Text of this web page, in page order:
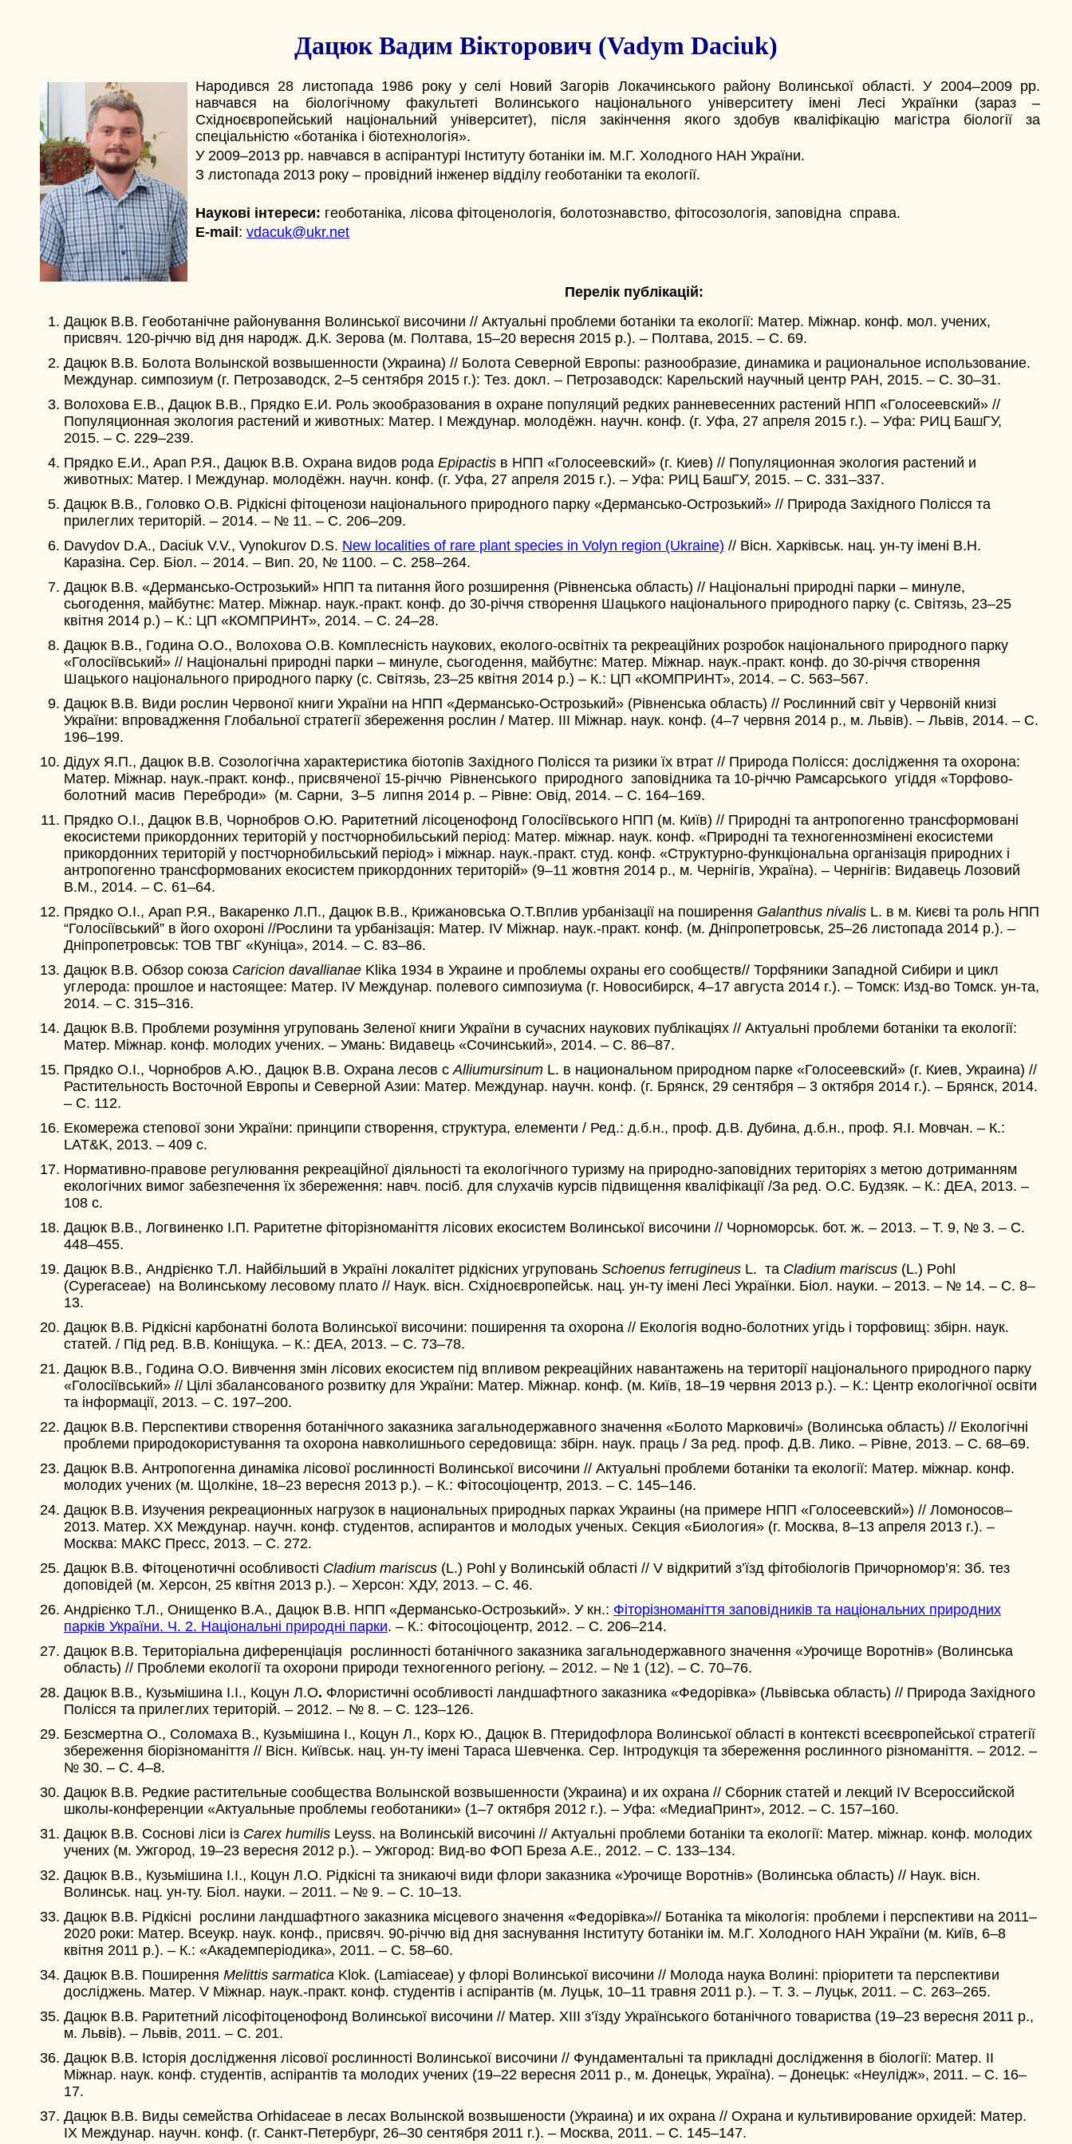
Дацюк Вадим Вікторович (Vadym Daciuk)
Народився 28 листопада 1986 року у селі Новий Загорів Локачинського району Волинської області. У 2004–2009 рр.
навчався на біологічному факультеті Волинського національного університету імені Лесі Українки (зараз –
Східноєвропейський національний університет), після закінчення якого здобув кваліфікацію магістра біології за
спеціальністю «ботаніка і біотехнологія».
У 2009–2013 рр. навчався в аспірантурі Інституту ботаніки ім. М.Г. Холодного НАН України.
З листопада 2013 року – провідний інженер відділу геоботаніки та екології.
Наукові інтереси: геоботаніка, лісова фітоценологія, болотознавство, фітосозологія, заповідна справа.
E-mail: vdacuk@ukr.net
Перелік публікацій:
Дацюк В.В. Геоботанічне районування Волинської височини // Актуальні проблеми ботаніки та екології: Матер. Міжнар. конф. мол. учених,
присвяч. 120-річчю від дня народж. Д.К. Зерова (м. Полтава, 15–20 вересня 2015 р.). – Полтава, 2015. – С. 69.
Дацюк В.В. Болота Волынской возвышенности (Украина) // Болота Северной Европы: разнообразие, динамика и рациональное использование.
Междунар. симпозиум (г. Петрозаводск, 2–5 сентября 2015 г.): Тез. докл. – Петрозаводск: Карельский научный центр РАН, 2015. – С. 30–31.
Волохова E.В., Дацюк В.В., Прядко Е.И. Роль экообразования в охране популяций редких ранневесенних растений НПП «Голосеевский» //
Популяционная экология растений и животных: Матер. I Междунар. молодёжн. научн. конф. (г. Уфа, 27 апреля 2015 г.). – Уфа: РИЦ БашГУ,
2015. – C. 229–239.
Прядко Е.И., Арап Р.Я., Дацюк В.В. Охрана видов рода Еpipactis в НПП «Голосеевский» (г. Киев) // Популяционная экология растений и
животных: Матер. I Междунар. молодёжн. научн. конф. (г. Уфа, 27 апреля 2015 г.). – Уфа: РИЦ БашГУ, 2015. – C. 331–337.
Дацюк В.В., Головко О.В. Рідкісні фітоценози національного природного парку «Дермансько-Острозький» // Природа Захiдного Полiсся та
прилеглих територiй. – 2014. – № 11. – С. 206–209.
Davydov D.A., Daciuk V.V., Vynokurov D.S. New localities of rare plant species in Volyn region (Ukraine) // Вісн. Харківськ. нац. ун-ту імені В.Н.
Каразіна. Сер. Біол. – 2014. – Вип. 20, № 1100. – С. 258–264.
Дацюк В.В. «Дермансько-Острозький» НПП та питання його розширення (Рівненська область) // Національні природні парки – минуле,
сьогодення, майбутнє: Матер. Міжнар. наук.-практ. конф. до 30-річчя створення Шацького національного природного парку (с. Світязь, 23–25
квітня 2014 р.) – К.: ЦП «КОМПРИНТ», 2014. – С. 24–28.
Дацюк В.В., Година О.О., Волохова О.В. Комплесність наукових, еколого-освітніх та рекреаційних розробок національного природного парку
«Голосіївський» // Національні природні парки – минуле, сьогодення, майбутнє: Матер. Міжнар. наук.-практ. конф. до 30-річчя створення
Шацького національного природного парку (с. Світязь, 23–25 квітня 2014 р.) – К.: ЦП «КОМПРИНТ», 2014. – С. 563–567.
Дацюк В.В. Види рослин Червоної книги України на НПП «Дермансько-Острозький» (Рівненська область) // Рослинний світ у Червоній книзі
України: впровадження Глобальної стратегії збереження рослин / Матер. III Міжнар. наук. конф. (4–7 червня 2014 р., м. Львів). – Львів, 2014. – С.
196–199.
Дідух Я.П., Дацюк В.В. Созологічна характеристика біотопів Західного Полісся та ризики їх втрат // Природа Полісся: дослідження та охорона:
Матер. Міжнар. наук.-практ. конф., присвяченої 15-річчю Рівненського природного заповідника та 10-річчю Рамсарського угіддя «Торфово-
болотний масив Переброди» (м. Сарни, 3–5 липня 2014 р. – Рівне: Овід, 2014. – С. 164–169.
Прядко О.І., Дацюк В.В, Чорнобров О.Ю. Раритетний лісоценофонд Голосіївського НПП (м. Київ) // Природні та антропогенно трансформовані
екосистеми прикордонних територій у постчорнобильський період: Матер. міжнар. наук. конф. «Природні та техногеннозмінені екосистеми
прикордонних територій у постчорнобильський період» і міжнар. наук.-практ. студ. конф. «Структурно-функціональна організація природних і
антропогенно трансформованих екосистем прикордонних територій» (9–11 жовтня 2014 р., м. Чернігів, Україна). – Чернігів: Видавець Лозовий
В.М., 2014. – С. 61–64.
Прядко О.І., Арап Р.Я., Вакаренко Л.П., Дацюк В.В., Крижановська О.Т.Вплив урбанізації на поширення Galanthus nivalis L. в м. Києві та роль НПП
“Голосіївський” в його охороні //Рослини та урбанізація: Матер. IV Міжнар. наук.-практ. конф. (м. Дніпропетровськ, 25–26 листопада 2014 р.). –
Дніпропетровськ: ТОВ ТВГ «Куніца», 2014. – С. 83–86.
Дацюк В.В. Обзор союза Caricion davallianae Klika 1934 в Украине и проблемы охраны его сообществ// Торфяники Западной Сибири и цикл
углерода: прошлое и настоящее: Матер. IV Междунар. полевого симпозиума (г. Новосибирск, 4–17 августа 2014 г.). – Томск: Изд-во Томск. ун-та,
2014. – С. 315–316.
Дацюк В.В. Проблеми розуміння угруповань Зеленої книги України в сучасних наукових публікаціях // Актуальні проблеми ботаніки та екології:
Матер. Міжнар. конф. молодих учених. – Умань: Видавець «Сочинський», 2014. – С. 86–87.
Прядко О.І., Чорнобров А.Ю., Дацюк В.В. Охрана лесов с Alliumursinum L. в национальном природном парке «Голосеевский» (г. Киев, Украина) //
Растительность Восточной Европы и Северной Азии: Матер. Междунар. научн. конф. (г. Брянск, 29 сентября – 3 октября 2014 г.). – Брянск, 2014.
– С. 112.
Екомережа степової зони України: принципи створення, структура, елементи / Ред.: д.б.н., проф. Д.В. Дубина, д.б.н., проф. Я.І. Мовчан. – К.:
LAT&K, 2013. – 409 с.
Нормативно-правове регулювання рекреаційної діяльності та екологічного туризму на природно-заповідних територіях з метою дотриманням
екологічних вимог забезпечення їх збереження: навч. посіб. для слухачів курсів підвищення кваліфікації /За ред. О.С. Будзяк. – К.: ДЕА, 2013. –
108 с.
Дацюк В.В., Логвиненко І.П. Раритетне фіторізноманіття лісових екосистем Волинської височини // Чорноморськ. бот. ж. – 2013. – Т. 9, № 3. – С.
448–455.
Дацюк В.В., Андрієнко Т.Л. Найбільший в Україні локалітет рідкісних угруповань Schoenus ferrugineus L. та Сladium mariscus (L.) Pohl
(Cyperaceae) на Волинському лесовому плато // Наук. вісн. Східноєвропейськ. нац. ун-ту імені Лесі Українки. Біол. науки. – 2013. – № 14. – С. 8–
13.
Дацюк В.В. Рідкісні карбонатні болота Волинської височини: поширення та охорона // Екологія водно-болотних угідь і торфовищ: збірн. наук.
статей. / Під ред. В.В. Коніщука. – К.: ДЕА, 2013. – С. 73–78.
Дацюк В.В., Година О.О. Вивчення змін лісових екосистем під впливом рекреаційних навантажень на території національного природного парку
«Голосіївський» // Цілі збалансованого розвитку для України: Матер. Міжнар. конф. (м. Київ, 18–19 червня 2013 р.). – К.: Центр екологічної освіти
та інформації, 2013. – С. 197–200.
Дацюк В.В. Перспективи створення ботанічного заказника загальнодержавного значення «Болото Марковичі» (Волинська область) // Екологічні
проблеми природокористування та охорона навколишнього середовища: збірн. наук. праць / За ред. проф. Д.В. Лико. – Рівне, 2013. – C. 68–69.
Дацюк В.В. Антропогенна динаміка лісової рослинності Волинської височини // Актуальні проблеми ботаніки та екології: Матер. міжнар. конф.
молодих учених (м. Щолкіне, 18–23 вересня 2013 р.). – К.: Фітосоціоцентр, 2013. – С. 145–146.
Дацюк В.В. Изучения рекреационных нагрузок в национальных природных парках Украины (на примере НПП «Голосеевский») // Ломоносов–
2013. Матер. ХХ Междунар. научн. конф. студентов, аспирантов и молодых ученых. Секция «Биология» (г. Москва, 8–13 апреля 2013 г.). –
Москва: МАКС Пресс, 2013. – С. 272.
Дацюк В.В. Фітоценотичні особливості Cladium mariscus (L.) Pohl у Волинській області // V відкритий з’їзд фітобіологів Причорномор’я: Зб. тез
доповідей (м. Херсон, 25 квітня 2013 р.). – Херсон: ХДУ, 2013. – С. 46.
Андрієнко Т.Л., Онищенко В.А., Дацюк В.В. НПП «Дермансько-Острозький». У кн.: Фіторізноманіття заповідників та національних природних
парків України. Ч. 2. Національні природні парки. – К.: Фітосоціоцентр, 2012. – С. 206–214.
Дацюк В.В. Територіальна диференціація рослинності ботанічного заказника загальнодержавного значення «Урочище Воротнів» (Волинська
область) // Проблеми екології та охорони природи техногенного регіону. – 2012. – № 1 (12). – С. 70–76.
Дацюк В.В., Кузьмiшина I.I., Коцун Л.О. Флористичнi особливостi ландшафтного заказника «Федорiвка» (Львiвська область) // Природа Захiдного
Полiсся та прилеглих територiй. – 2012. – № 8. – С. 123–126.
Безсмертна О., Соломаха В., Кузьмішина І., Коцун Л., Корх Ю., Дацюк В. Птеридофлора Волинської області в контексті всеєвропейської стратегії
збереження біорізноманіття // Вісн. Київськ. нац. ун-ту імені Тараса Шевченка. Сер. Інтродукція та збереження рослинного різноманіття. – 2012. –
№ 30. – С. 4–8.
Дацюк В.В. Редкие растительные сообщества Волынской возвышенности (Украина) и их охрана // Сборник статей и лекций IV Всероссийской
школы-конференции «Актуальные проблемы геоботаники» (1–7 октября 2012 г.). – Уфа: «МедиаПринт», 2012. – С. 157–160.
Дацюк В.В. Соснові ліси із Carex humilis Leyss. на Волинській височині // Актуальні проблеми ботаніки та екології: Матер. міжнар. конф. молодих
учених (м. Ужгород, 19–23 вересня 2012 р.). – Ужгород: Вид-во ФОП Бреза А.Е., 2012. – С. 133–134.
Дацюк В.В., Кузьмiшина I.I., Коцун Л.О. Рідкісні та зникаючі види флори заказника «Урочище Воротнів» (Волинська область) // Наук. вісн.
Волинськ. нац. ун-ту. Біол. науки. – 2011. – № 9. – С. 10–13.
Дацюк В.В. Рідкісні рослини ландшафтного заказника місцевого значення «Федорівка»// Ботаніка та мікологія: проблеми і перспективи на 2011–
2020 роки: Матер. Всеукр. наук. конф., присвяч. 90-річчю від дня заснування Інституту ботаніки ім. М.Г. Холодного НАН України (м. Київ, 6–8
квітня 2011 р.). – К.: «Академперіодика», 2011. – С. 58–60.
Дацюк В.В. Поширення Melittis sarmatica Klok. (Lamiaceae) у флорі Волинської височини // Молода наука Волині: пріоритети та перспективи
досліджень. Матер. V Міжнар. наук.-практ. конф. студентів і аспірантів (м. Луцьк, 10–11 травня 2011 р.). – Т. 3. – Луцьк, 2011. – С. 263–265.
Дацюк В.В. Раритетний лісофітоценофонд Волинської височини // Матер. ХІIІ з’їзду Українського ботанічного товариства (19–23 вересня 2011 р.,
м. Львів). – Львів, 2011. – С. 201.
Дацюк В.В. Історія дослідження лісової рослинності Волинської височини // Фундаментальні та прикладні дослідження в біології: Матер. II
Міжнар. наук. конф. студентів, аспірантів та молодих учених (19–22 вересня 2011 р., м. Донецьк, Україна). – Донецьк: «Неулідж», 2011. – С. 16–
17.
Дацюк В.В. Виды семейства Orhidaceae в лесах Волынской возвышености (Украина) и их охрана // Охрана и культивирование орхидей: Матер.
ІХ Междунар. научн. конф. (г. Санкт-Петербург, 26–30 сентября 2011 г.). – Москва, 2011. – С. 145–147.